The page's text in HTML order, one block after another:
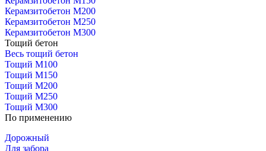
Керамзитобетон М200
Керамзитобетон М250
Керамзитобетон М300
Тощий бетон
Весь тощий бетон
Тощий М100
Тощий М150
Тощий М200
Тощий М250
Тощий М300
По применению
Дорожный
Для забора